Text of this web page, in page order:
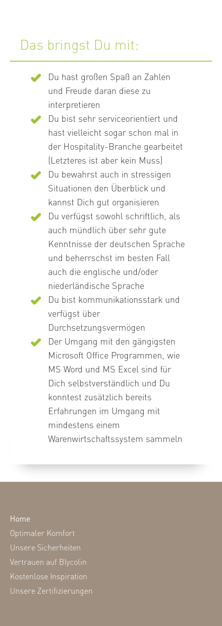
Das bringst Du mit:
Du hast großen Spaß an Zahlen
und Freude daran diese zu
interpretieren
Du bist sehr serviceorientiert und
hast vielleicht sogar schon mal in
der Hospitality-Branche gearbeitet
(Letzteres ist aber kein Muss)
Du bewahrst auch in stressigen
Situationen den Überblick und
kannst Dich gut organisieren
Du verfügst sowohl schriftlich, als
auch mündlich über sehr gute
Kenntnisse der deutschen Sprache
und beherrschst im besten Fall
auch die englische und/oder
niederländische Sprache
Du bist kommunikationsstark und
verfügst über
Durchsetzungsvermögen
Der Umgang mit den gängigsten
Microsoft Office Programmen, wie
MS Word und MS Excel sind für
Dich selbstverständlich und Du
konntest zusätzlich bereits
Erfahrungen im Umgang mit
mindestens einem
Warenwirtschaftssystem sammeln
Home
Optimaler Komfort
Unsere Sicherheiten
Vertrauen auf Blycolin
Kostenlose Inspiration
Unsere Zertifizierungen